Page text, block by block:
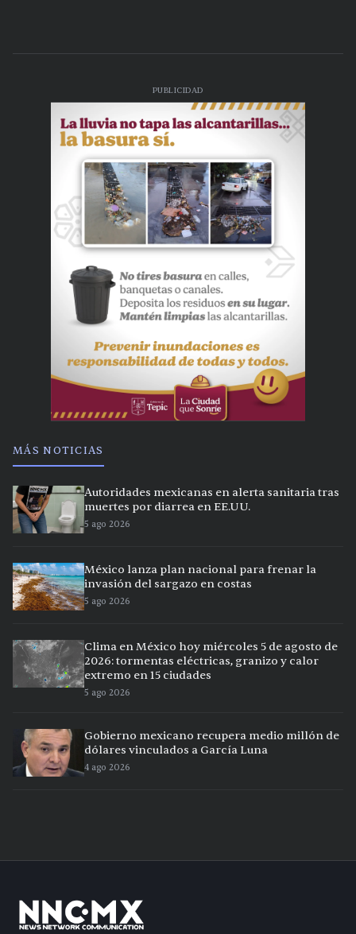
PUBLICIDAD
MÁS NOTICIAS
Autoridades mexicanas en alerta sanitaria tras
muertes por diarrea en EE.UU.
5 ago 2026
México lanza plan nacional para frenar la
invasión del sargazo en costas
5 ago 2026
Clima en México hoy miércoles 5 de agosto de
2026: tormentas eléctricas, granizo y calor
extremo en 15 ciudades
5 ago 2026
Gobierno mexicano recupera medio millón de
dólares vinculados a García Luna
4 ago 2026